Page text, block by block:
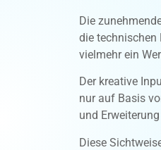
Die
die technischen
vielmehr ein
Der kreative
nur auf Basis
und
Diese